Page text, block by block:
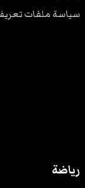
سياسة ملفات تعريف
رياضة